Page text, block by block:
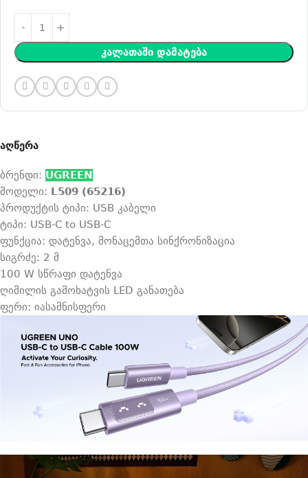
Კალათაში Დამატება
აღწერა
ბრენდი: UGREEN
მოდელი: L509 (65216)
პროდუქტის ტიპი: USB კაბელი
ტიპი: USB-C to USB-C
ფუნქცია: დატენვა, მონაცემთა სინქრონიზაცია
სიგრძე: 2 მ
100 W სწრაფი დატენვა
ღიმილის გამოხატვის LED განათება
ფერი: იასამნისფერი